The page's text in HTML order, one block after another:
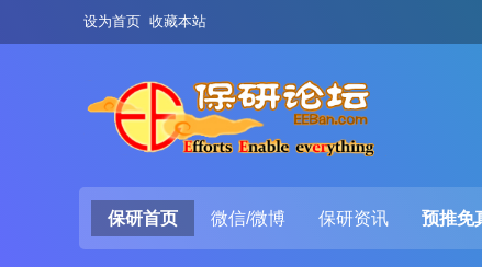
设为首页 收藏本站
保研首页 微信/微博 保研资讯 预推免